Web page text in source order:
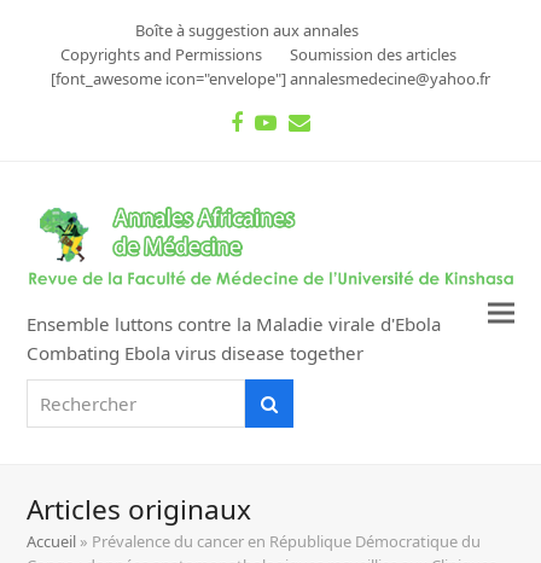
Boîte à suggestion aux annales
Copyrights and Permissions
Soumission des articles
[font_awesome icon="envelope"] annalesmedecine@yahoo.fr
Facebook
Youtube
Email
Ensemble luttons contre la Maladie virale d'Ebola
Combating Ebola virus disease together
Rechercher
Articles originaux
Accueil » Prévalence du cancer en République Démocratique du